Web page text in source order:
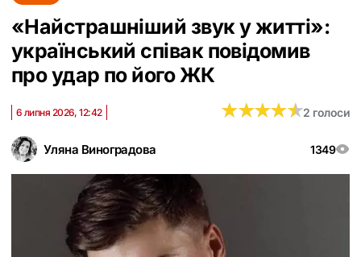
«Найстрашніший звук у житті»:
український співак повідомив
про удар по його ЖК
Уляна Виноградова 1349
6 липня 2026, 12:42 ★★★★★
★★★★★2 голоси